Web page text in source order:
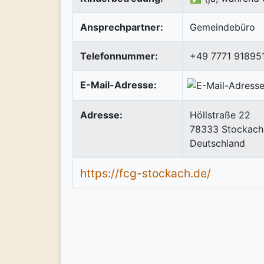
Ansprechpartner: Gemeindebüro
Telefonnummer: +49 7771
E-Mail-Adresse:
Adresse:
Höllstraße 22
78333 Stockach
Deutschland
https://fcg-stockach.de/